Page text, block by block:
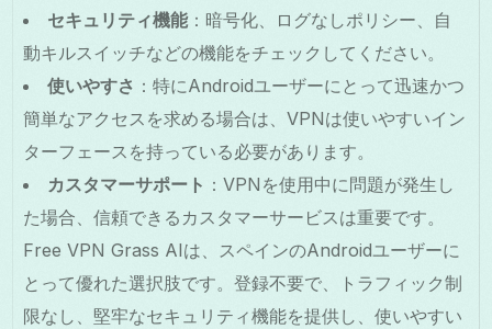
セキュリティ機能：暗号化、ログなしポリシー、自
動キルスイッチなどの機能をチェックしてください。
使いやすさ ：特にAndroidユーザーにとって迅速かつ
簡単なアクセスを求める場合は、VPNは使いやすいイン
ターフェースを持っている必要があります。
カスタマーサポート ：VPNを使用中に問題が発生し
た場合、信頼できるカスタマーサービスは重要です。
Free VPN Grass AIは、スペインのAndroidユーザーに
とって優れた選択肢です。登録不要で、トラフィック制
限なし、堅牢なセキュリティ機能を提供し、使いやすい